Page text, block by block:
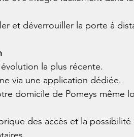
et déverrouiller la porte à
la plus récente.
via une application dédiée.
domicile de Pomeys même
des accès et la